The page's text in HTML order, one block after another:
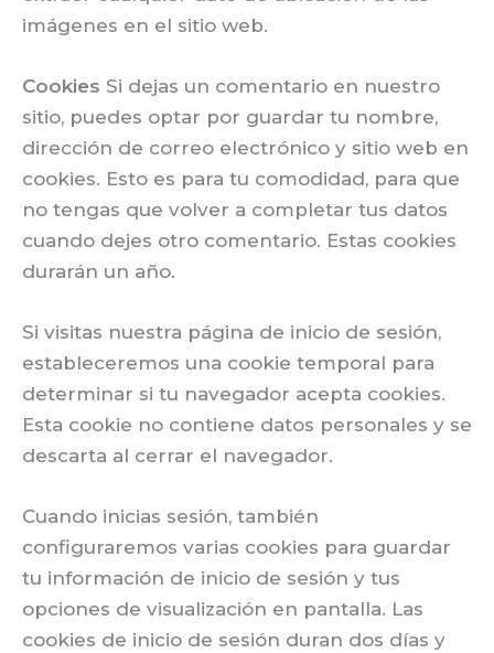
imágenes en el sitio web.
Cookies Si dejas un comentario en nuestro
sitio, puedes optar por guardar tu nombre,
dirección de correo electrónico y sitio web en
cookies. Esto es para tu comodidad, para que
no tengas que volver a completar tus datos
cuando dejes otro comentario. Estas cookies
durarán un año.
Si visitas nuestra página de inicio de sesión,
estableceremos una cookie temporal para
determinar si tu navegador acepta cookies.
Esta cookie no contiene datos personales y se
descarta al cerrar el navegador.
Cuando inicias sesión, también
configuraremos varias cookies para guardar
tu información de inicio de sesión y tus
opciones de visualización en pantalla. Las
cookies de inicio de sesión duran dos días y